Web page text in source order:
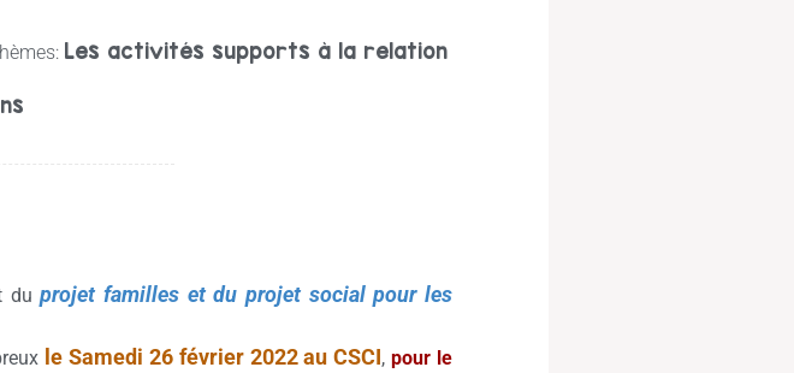
Les activités supports à la relation
duprojet familles et du projet social pour les
le Samedi 26 février 2022 au CSCI,pour le